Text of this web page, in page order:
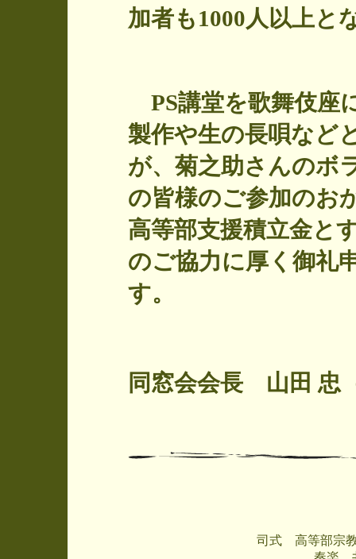
加者も1000人以上と
PS講堂を歌舞伎座
製作や生の長唄など
が、菊之助さんのボ
の皆様のご参加のお
高等部支援積立金と
のご協力に厚く御礼
す。
同窓会会長 山田 忠
司式 高等部